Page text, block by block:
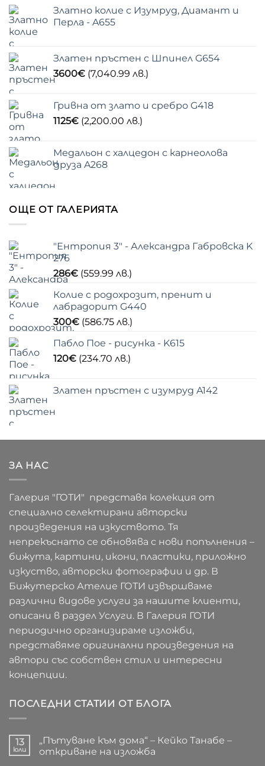
Златно колие с Изумруд, Диамант и
Перла - A655
Златен пръстен с Шпинел G654
3600€ (7,040.99 лв.)
Гривна от злато и сребро G418
1125€ (2,200.00 лв.)
Медальон с халцедон с карнеолова
друза A268
ОЩЕ ОТ ГАЛЕРИЯТА
"Ентропия 3" - Александра Габровска K
276
286€ (559.99 лв.)
Колие с родохрозит, пренит и
лабрадорит G440
300€ (586.75 лв.)
Пабло Пое - рисунка - K615
120€ (234.70 лв.)
Златен пръстен с изумруд A142
ЗА НАС
Галерия "ГОТИ" представя колекция от
специално селектирани авторски
произведения на изкуството. Тя
непрекъснато се обновява с нови попълнения –
бижута, картини, икони, пластики, приложно
изкуство, авторски фотографии и др. В
Бижутерско Ателие ГОТИ извършваме
различни видове услуги за нашите клиенти,
описани в раздел Услуги. В Галерия ГОТИ
периодично организираме изложби,
представяме оригинални произведения на
автори със собствен стил и интересни
концепции.
ПОСЛЕДНИ СТАТИИ ОТ БЛОГА
13
юли
„Пътуване към дома“ – Кейко Танабе –
откриване на изложба